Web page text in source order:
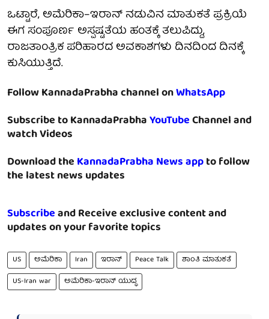
ಒಟ್ಟಾರೆ, ಅಮೆರಿಕಾ–ಇರಾನ್ ನಡುವಿನ ಮಾತುಕತೆ ಪ್ರಕ್ರಿಯೆ
ಈಗ ಸಂಪೂರ್ಣ ಅಸ್ಪಷ್ಟತೆಯ ಹಂತಕ್ಕೆ ತಲುಪಿದ್ದು,
ರಾಜತಾಂತ್ರಿಕ ಪರಿಹಾರದ ಅವಕಾಶಗಳು ದಿನದಿಂದ ದಿನಕ್ಕೆ
ಕುಸಿಯುತ್ತಿದೆ.
Follow KannadaPrabha channel onWhatsApp
Subscribe to KannadaPrabhaYouTubeChannel and
watch Videos
Download theKannadaPrabha News appto follow
the latest news updates
Subscribeand Receive exclusive content and
updates on your favorite topics
US ಅಮೆರಿಕಾ Iran ಇರಾನ್ Peace Talk
ಶಾಂತಿ ಮಾತುಕತೆ
US-Iran war
ಅಮೆರಿಕಾ-ಇರಾನ್ ಯುದ್ಧ